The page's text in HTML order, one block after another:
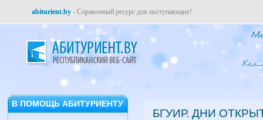
abiturient.by - Справочный ресурс для поступающих!
В ПОМОЩЬ АБИТУРИЕНТУ
БГУИР. ДНИ